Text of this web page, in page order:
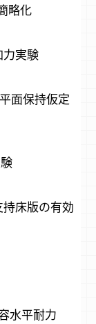
略化
実験
面保持仮定
床版の有効
水平耐力